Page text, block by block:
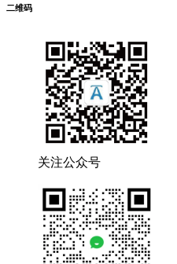
二维码
关注公众号